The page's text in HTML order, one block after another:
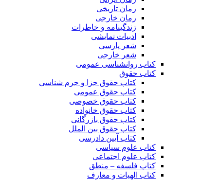
رمان تاریخی
رمان خارجی
زندگینامه و خاطرات
ادبیات نمایشی
شعر پارسی
شعر خارجی
کتاب روانشناسی عمومی
کتاب حقوق
کتاب حقوق جزا و جرم شناسی
کتاب حقوق عمومی
کتاب حقوق خصوصی
کتاب حقوق خانواده
کتاب حقوق بازرگانی
کتاب حقوق بین الملل
کتاب آیین دادرسی
کتاب علوم سیاسی
کتاب علوم اجتماعی
کتاب فلسفه – منطق
کتاب الهیات و معارف